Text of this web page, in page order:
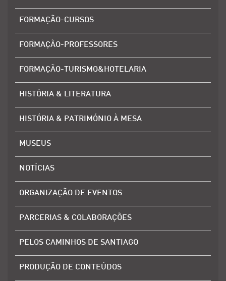
FORMAÇÃO-CURSOS
FORMAÇÃO-PROFESSORES
FORMAÇÃO-TURISMO&HOTELARIA
HISTÓRIA & LITERATURA
HISTÓRIA & PATRIMÓNIO À MESA
MUSEUS
NOTÍCIAS
ORGANIZAÇÃO DE EVENTOS
PARCERIAS & COLABORAÇÕES
PELOS CAMINHOS DE SANTIAGO
PRODUÇÃO DE CONTEÚDOS